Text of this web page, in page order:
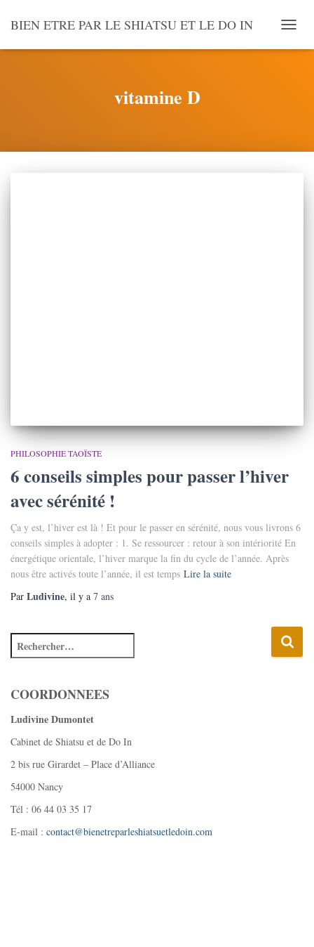
BIEN ETRE PAR LE SHIATSU ET LE DO IN
LA
vitamine D
PHILOSOPHIE TAOÏSTE
6 conseils simples pour passer l’hiver
avec sérénité !
Ça y est, l’hiver est là ! Et pour le passer en sérénité, nous vous livrons 6
conseils simples à adopter : 1. Se ressourcer : retour à son intériorité En
énergétique orientale, l’hiver marque la fin du cycle de l’année. Après
nous être activés toute l’année, il est temps Lire la suite
Par Ludivine, il y a 7 ans
COORDONNEES
Ludivine Dumontet
Cabinet de Shiatsu et de Do In
2 bis rue Girardet – Place d’Alliance
54000 Nancy
Tél : 06 44 03 35 17
E-mail : contact@bienetreparleshiatsuetledoin.com